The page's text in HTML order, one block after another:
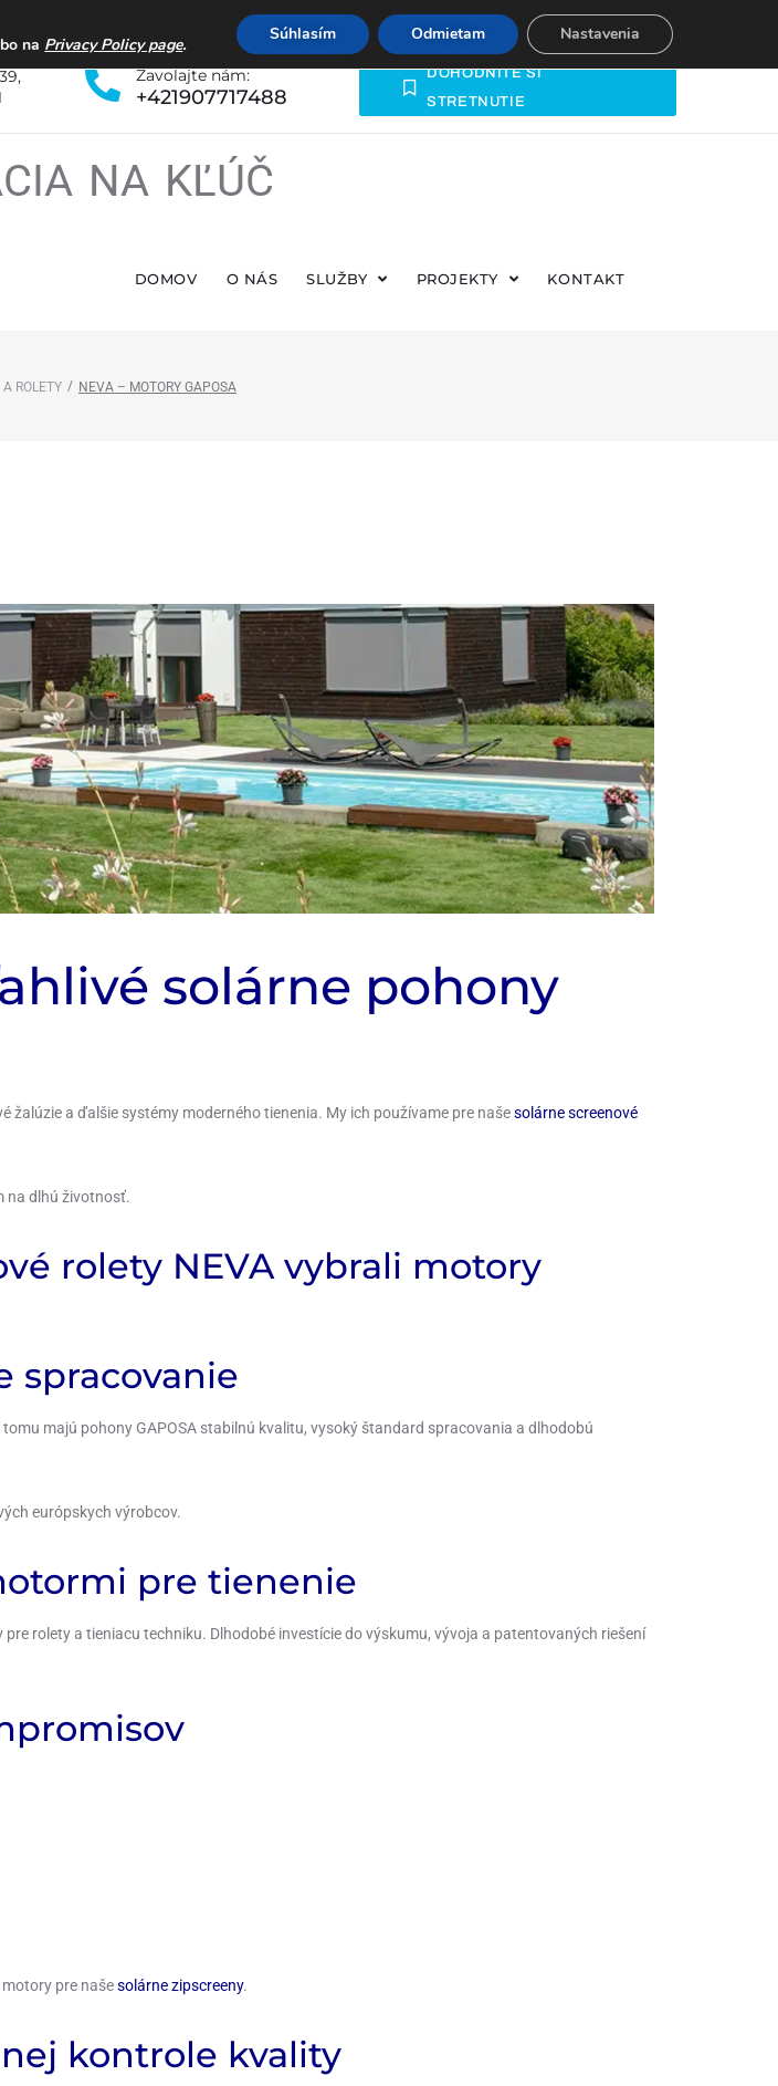
Zavolajte nám:
+421907717488
DOHODNITE SI
STRETNUTIE
NA KĽÚČ
DOMOV O NÁS SLUŽBY PROJEKTY KONTAKT
ROLETY / NEVA – MOTORY GAPOSA
solárne pohony
žalúzie a ďalšie systémy moderného tienenia. My ich používame pre našesolárne screenové
na dlhú životnosť.
rolety NEVA vybrali motory
spracovanie
majú pohony GAPOSA stabilnú kvalitu, vysoký štandard spracovania a dlhodobú
európskych výrobcov.
pre tienenie
rolety a tieniacu techniku. Dlhodobé investície do výskumu, vývoja a patentovaných riešení
pre našesolárne zipscreeny.
kontrole kvality
na Privacy Policy page. Súhlasím Odmietam Nastavenia